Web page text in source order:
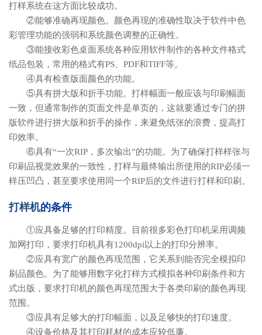
打样系统在这方面比较成功。
②能够准确再现颜色。颜色再现的准确性取决于软件中色
彩管理功能的强弱和系统颜色调整的正确性。
③能接收彩色桌面系统各种应用软件制作的各种文件格式
纸品包装，常用的格式有PS、PDF和TIFF等。
④具有检查版面颜色的功能。
⑤具有拼大版和折手功能。打样幅面一般应该与印刷幅面
一致，但通常制作的页面文件是单页的，这就要通过专门的拼
版软件进行拼大版和折手的操作，来避免纸张的浪费，提高打
印效率。
⑥具有“一次RIP，多次输出”的功能。为了确保打样样张与
印刷品视觉效果的一致性，打样与最终输出所使用的RIP必须一
样压凹凸，甚至要求使用同一个RIP后的文件进行打样和印刷。
打样机的条件
①应具备足够的打印精度。目前很多彩色打印机采用调频
加网打印，要求打印机具有1200dpi以上的打印分辨率。
②应具有宽广的颜色再现范围，它关系到能否完全模拟印
刷品颜色。为了能够用数字化打样方式模拟各种印刷条件和方
式出版，要求打印机的颜色再现范围大于各类印刷的颜色再现
范围。
③应具有足够大的打印幅面，以及足够快的打印速度。
④设备价格及其打印耗材的成本应较低廉。